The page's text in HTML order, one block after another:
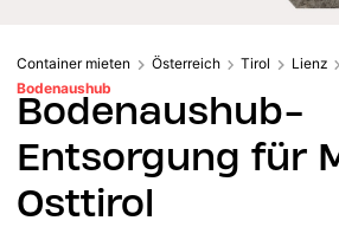
Container mieten Österreich Tirol Lienz
Bodenaushub
Bodenaushub-
Entsorgung für
Osttirol